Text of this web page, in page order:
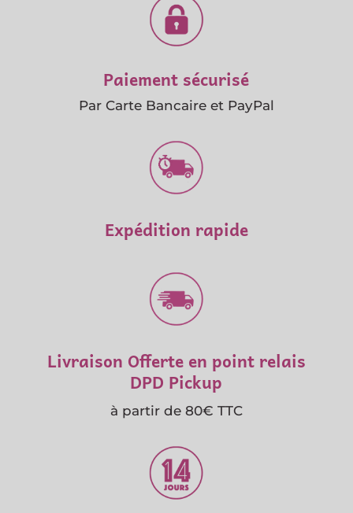
Paiement sécurisé
Par Carte Bancaire et PayPal
Expédition rapide
Livraison Offerte en point relais
DPD Pickup
à partir de 80€ TTC